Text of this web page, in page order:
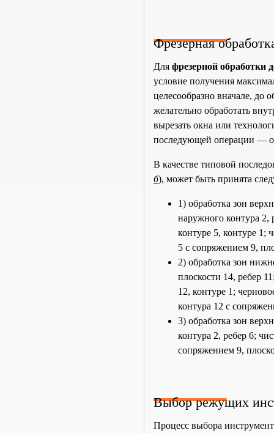
Фрезерная
Для фрезерной обработки
условие получения
целесообразно вначале, до
желательно обработать
вырезать окна или
последующей операции —
В качестве типовой
б), может быть принята
1) обработка зон
наружного контура
контуре 5, контуре 1;
5 с сопряжением 9,
2) обработка зон
плоскости 14, ребер
12, контуре 1;
контура 12 с
3) обработка зон
контура 2, ребер 6;
сопряжением 9,
Выбор режущих
Процесс выбора